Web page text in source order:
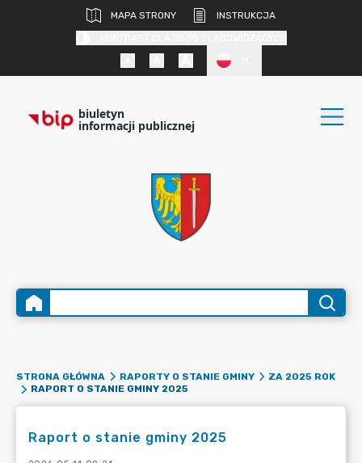
MAPA STRONY
INSTRUKCJA
biuletyn
informacji publicznej
STRONA GŁÓWNA RAPORTY O STANIE GMINY
ZA 2025 ROK
RAPORT O STANIE GMINY 2025
Raport o stanie gminy 2025